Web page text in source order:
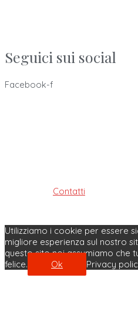
Seguici sui social
Facebook-f
Contatti
Utilizziamo i cookie per essere
migliore esperienza sul nostro
questo sito noi assumiamo che
felice.
Ok Privacy